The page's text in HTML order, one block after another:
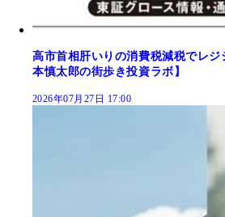
高市首相肝いりの消費税減税でレ
本慎太郎の街歩き投資ラボ】
2026年07月27日 17:00